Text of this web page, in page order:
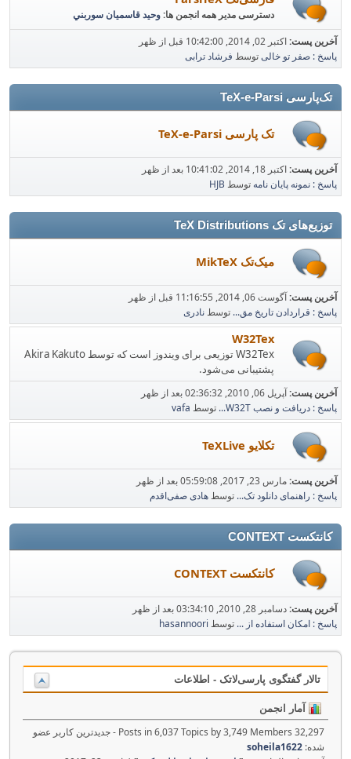
دسترسی مدیر همه انجمن ها:وحيد قاسميان سوربني
آخرین پست:اکتبر 02, 2014, 10:42:00 قبل از ظهر
پاسخ : صفر تو خالیتوسط فرشاد ترابی
تک‌پارسی TeX-e-Parsi
تک پارسی TeX-e-Parsi
آخرین پست:اکتبر 18, 2014, 10:41:02 بعد از ظهر
پاسخ : نمونه پایان نامه توسط HJB
توزیع‌های تک TeX Distributions
میک‌تک MikTeX
آخرین پست:آگوست 06, 2014, 11:16:55 قبل از ظهر
پاسخ : قراردادن تاریخ مق... توسطنادری
W32Tex
W32Tex توزیعی برای ویندوز است که توسط Akira Kakuto
پشتیبانی می‌شود.
آخرین پست:آپریل 06, 2010, 02:36:32 بعد از ظهر
پاسخ : دریافت و نصب W32T...
توسط vafa
تکلایو TeXLive
آخرین پست:مارس 23, 2017, 05:59:08 بعد از ظهر
پاسخ : راهنمای دانلود تک... توسطهادی صفی‌اقدم
کانتکست CONTEXT
کانتکست CONTEXT
آخرین پست:دسامبر 28, 2010, 03:34:10 بعد از ظهر
پاسخ : امکان استفاده از ... توسط hasannoori
تالار گفتگوی پارسی‌لاتک - اطلاعات
آمار انجمن
32,297 Posts in 6,037 Topics by 3,749 Members - جدیدترین کاربر عضو
شده: soheila1622